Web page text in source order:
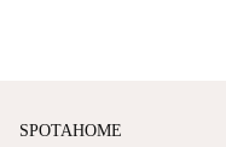
SPOTAHOME